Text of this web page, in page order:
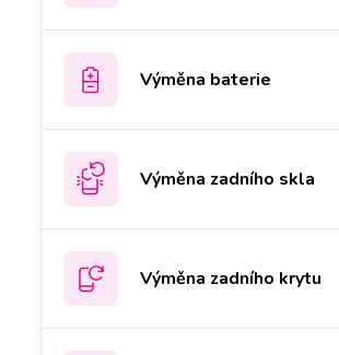
Výměna baterie
Výměna zadního skla
Výměna zadního krytu